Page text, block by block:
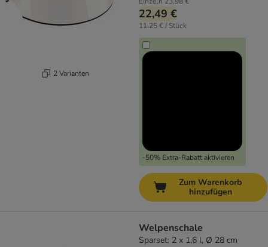
2 Varianten
22,49 €
11,25 € / Stück
-50% Extra-Rabatt aktivieren
Zum Warenkorb
hinzufügen
Welpenschale
Sparset: 2 x 1,6 l, Ø 28 cm